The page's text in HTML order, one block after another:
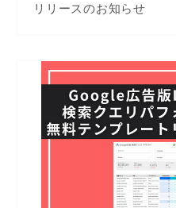
リリースのお知らせ